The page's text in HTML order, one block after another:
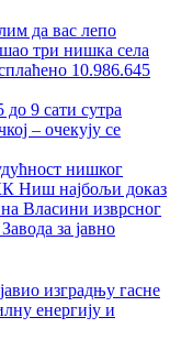
да вас лепо
три нишка села
10.986.645
9 сати сутра
– очекују се
нишког
Ниш најбољи доказ
Власини изврсног
за јавно
изградњу гасне
енергију и